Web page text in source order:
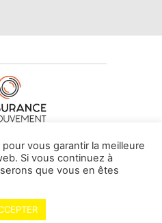
•CONTACT
By Vovoxx Média
vous garantir la meilleure
Si vous continuez à
que vous en êtes